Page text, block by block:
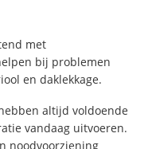
met
bij problemen
en daklekkage.
altijd voldoende
vandaag uitvoeren.
noodvoorziening